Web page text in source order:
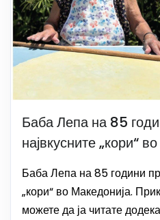
Баба Лепа на 85
највкусните „кори“
Баба Лепа на 85 години
„кори“ во Македонија.
можете да ја читате